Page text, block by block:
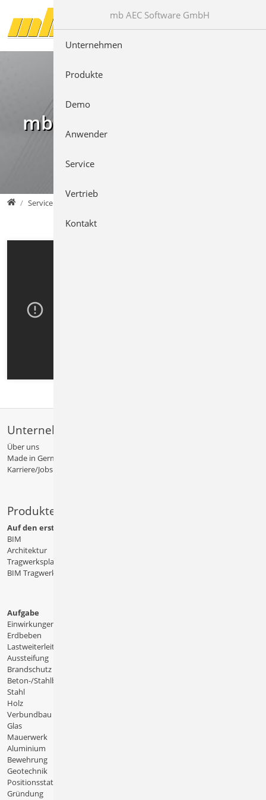
Direkt zur Hauptnavigation springen
Direkt zum Inhalt springen
mb Videos
mb AEC Software GmbH
Service
Unternehmen
Über uns
Made in Germany
Karriere/Jobs
Produkte
Auf den ersten Blick
BIM
Architektur
Tragwerksplanung
BIM Tragwerksplanung
Aufgabe
Einwirkungen
Erdbeben
Lastweiterleitung
Aussteifung
Brandschutz
Beton-/Stahlbeton
Stahl
Holz
Verbundbau
Glas
Mauerwerk
Aluminium
Bewehrung
Geotechnik
Positionsstatik
Gründung
mb AEC Software GmbH
Unternehmen
Produkte
Demo
Anwender
Service
Vertrieb
Kontakt